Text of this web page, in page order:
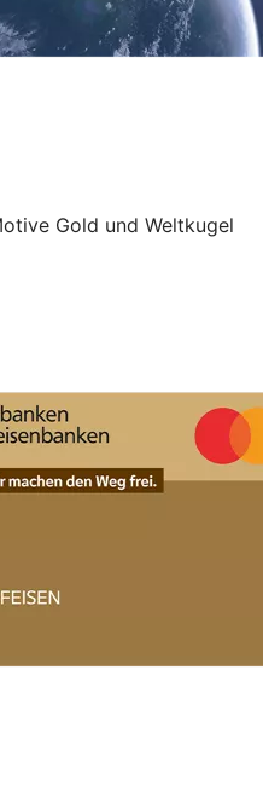
Gold und Weltkugel